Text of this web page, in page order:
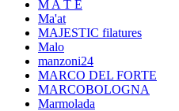
M A T E
Ma'at
MAJESTIC filatures
Malo
manzoni24
MARCO DEL FORTE
MARCOBOLOGNA
Marmolada